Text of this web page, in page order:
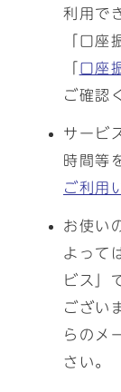
利用で
「口座
口座
ご確認
サービ
時間等
ご利用
お使い
よって
ビス」
ござい
らのメ
さい。